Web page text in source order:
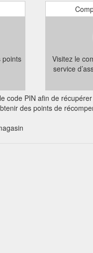
points
Visitez le
service
code PIN afin de
des points de